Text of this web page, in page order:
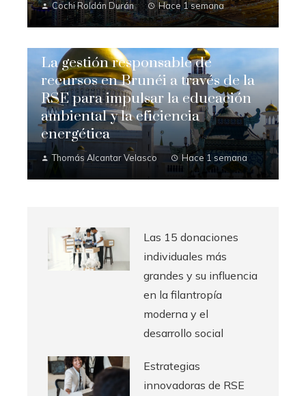
Cochi Roldán Durán Hace 1 semana
La gestión responsable de
recursos en Brunéi a través de la
RSE para impulsar la educación
ambiental y la eficiencia
energética
Thomás Alcantar Velasco Hace 1 semana
Las 15 donaciones
individuales más
grandes y su influencia
en la filantropía
moderna y el
desarrollo social
Estrategias
innovadoras de RSE